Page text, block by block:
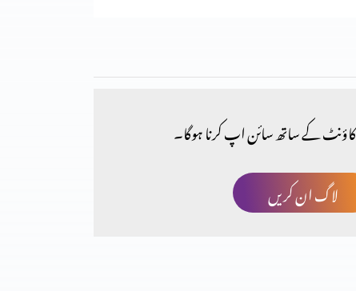
کے ساتھ سائن اپ کرنا ہوگا۔
لاگ ان کریں